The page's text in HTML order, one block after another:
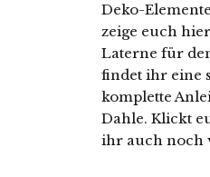
Deko-
zeige euch
Laterne für
findet ihr eine
komplette
Dahle. Klickt
ihr auch noch